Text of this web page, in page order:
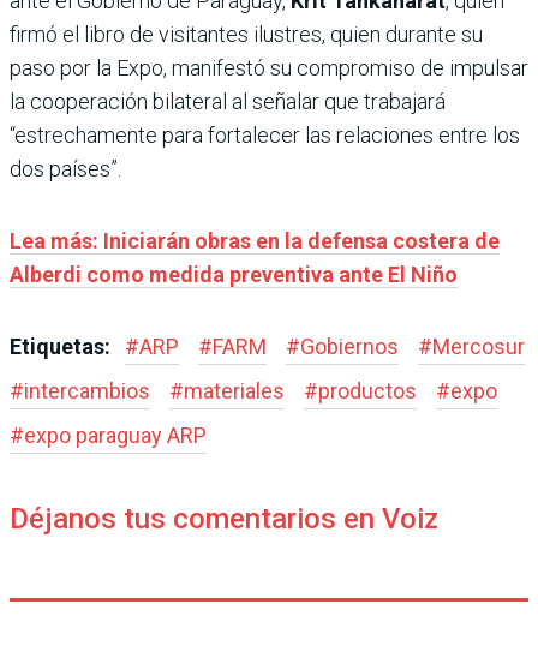
firmó el libro de visitantes ilustres, quien durante su
paso por la Expo, manifestó su compromiso de impulsar
la cooperación bilateral al señalar que trabajará
“estrechamente para fortalecer las relaciones entre los
dos países”.
Lea más: Iniciarán obras en la defensa costera de
Alberdi como medida preventiva ante El Niño
Etiquetas: #ARP #FARM #Gobiernos #Mercosur
#intercambios #materiales #productos #expo
#expo paraguay ARP
Déjanos tus comentarios en Voiz